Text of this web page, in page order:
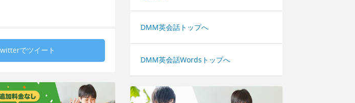
でツイート
DMM英会話トップへ
DMM英会話Wordsトップへ